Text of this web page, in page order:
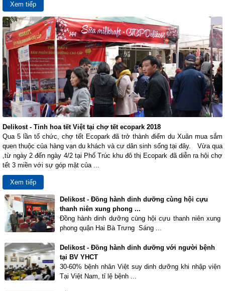
Xem tiếp
Delikost - Tinh hoa tết Việt tại chợ tết ecopark 2018
Qua 5 lần tổ chức, chợ tết Ecopark đã trở thành điểm du Xuân mua sắm
quen thuộc của hàng vạn du khách và cư dân sinh sống tại đây. Vừa qua
,từ ngày 2 đến ngày 4/2 tại Phố Trúc khu đô thị Ecopark đã diễn ra hội chợ
tết 3 miền với sự góp mặt của ...
Xem tiếp
Delikost - Đồng hành dinh dưỡng cùng hội cựu
thanh niên xung phong ...
Đồng hành dinh dưỡng cùng hội cựu thanh niên xung
phong quận Hai Bà Trưng Sáng ...
Delikost - Đồng hành dinh dưỡng với người bệnh
tại BV YHCT
30-60% bệnh nhân Việt suy dinh dưỡng khi nhập viện
Tại Việt Nam, tỉ lệ bệnh ...